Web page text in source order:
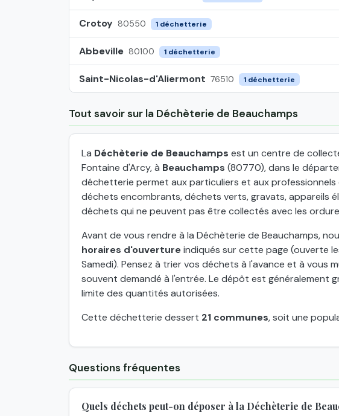
Crotoy 80550 1 déchetterie
Abbeville 80100 1 déchetterie
Saint-Nicolas-d'Aliermont 76510 1 déchetterie
Tout savoir sur la Déchèterie de Beauchamps
La Déchèterie de Beauchamps est un centre de
Fontaine d'Arcy, à Beauchamps (80770), dans le
déchetterie permet aux particuliers et aux
déchets encombrants, déchets verts, gravats, appareils
déchets qui ne peuvent pas être collectés avec les
Avant de vous rendre à la Déchèterie de Beauchamps,
horaires d'ouvertureindiqués sur cette page (ouverte
Samedi). Pensez à trier vos déchets à l'avance et à vous
souvent demandé à l'entrée. Le dépôt est généralement
limite des quantités autorisées.
Cette déchetterie dessert 21 communes, soit une
Questions fréquentes
Quels déchets peut-on déposer à la Déchèterie de